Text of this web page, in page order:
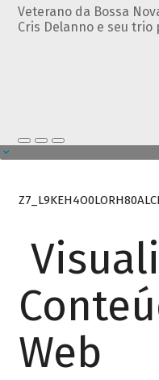
Veterano da Bossa
Cris Delanno e seu trio
Web